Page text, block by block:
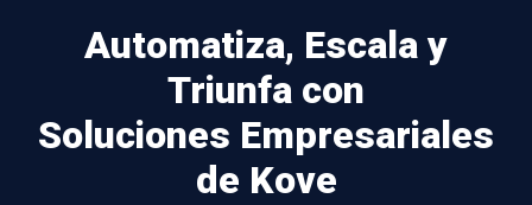
Automatiza, Escala y
Triunfa con
Soluciones Empresariales
de Kove